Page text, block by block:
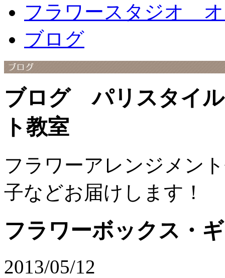
フラワースタジオ
ブログ
ブログ パリスタイ
ト教室
フラワーアレンジメン
子などお届けします！
フラワーボックス・
2013/05/12